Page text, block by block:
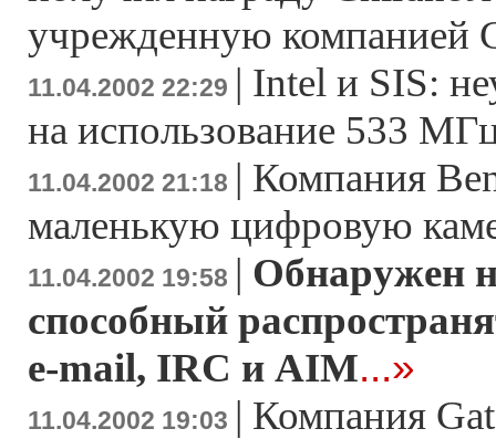
учрежденную компанией
11.04.2002 22:29 | Intel и SIS:
на использование 533
11.04.2002 21:18 | Компания
маленькую цифровую
11.04.2002 19:58 | Обнаружен
способный
e-mail, IRC и AIM...»
11.04.2002 19:03 | Компания